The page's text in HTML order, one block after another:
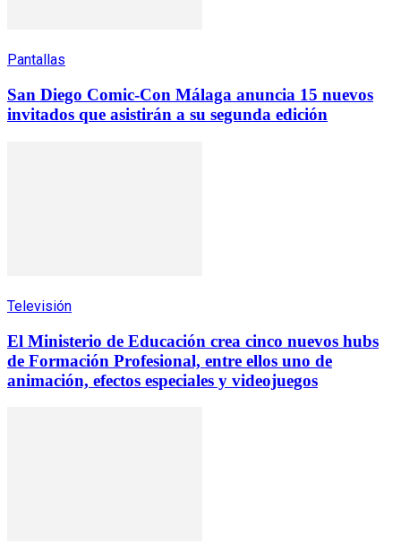
Pantallas
San Diego Comic-Con Málaga anuncia 15 nuevos
invitados que asistirán a su segunda edición
Televisión
El Ministerio de Educación crea cinco nuevos hubs
de Formación Profesional, entre ellos uno de
animación, efectos especiales y videojuegos